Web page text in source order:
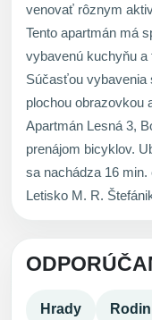
venovať rôznym
Tento apartmán má
vybavenú kuchyňu
Súčasťou vybavenia
plochou obrazovkou
Apartmán Lesná 3,
prenájom bicyklov.
sa nachádza 16
Letisko M. R.
Hrady